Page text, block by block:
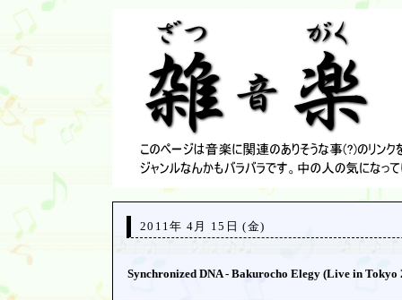
2011年 4月 15日 (金)
Synchronized DNA - Bakurocho Elegy (Live in Tokyo